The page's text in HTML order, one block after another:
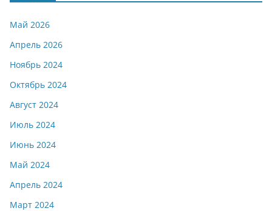
Май 2026
Апрель 2026
Ноябрь 2024
Октябрь 2024
Август 2024
Июль 2024
Июнь 2024
Май 2024
Апрель 2024
Март 2024